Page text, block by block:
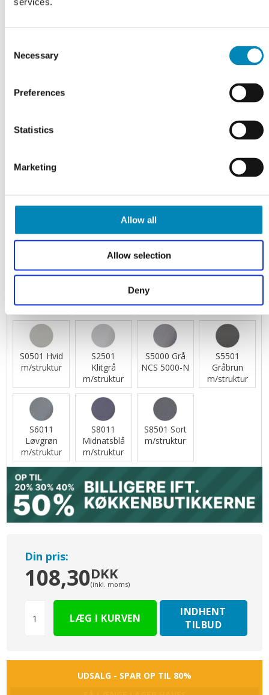
Selection
Necessary
Preferences
Statistics
Marketing
Allow all
Allow selection
Deny
sort
metal
C004 Matt
6030-R
C009 Glossy
Y
S 2005-Y60R
S 5000-N
S 8000-N
S0501 Hvid
m/struktur
S2501
Klitgrå
m/struktur
S5000 Grå
NCS 5000-N
S5501
Gråbrun
m/struktur
S6011
Løvgrøn
m/struktur
S8011
Midnatsblå
m/struktur
S8501 Sort
m/struktur
Din pris:
108,30DKK
(inkl. moms)
INDHENT
TILBUD
UDSALG - SPAR OP TIL 80%